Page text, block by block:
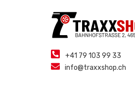
+41 79 103 99 33
info@traxxshop.ch